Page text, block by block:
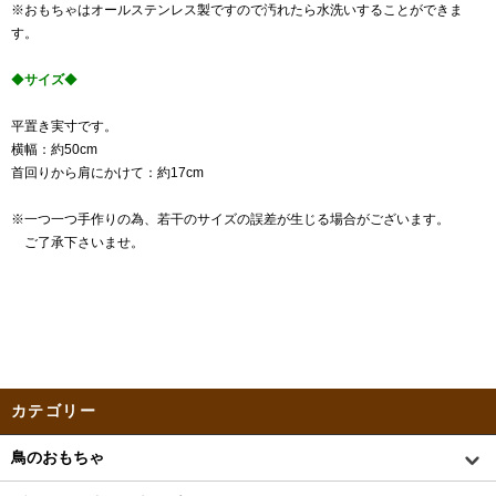
※おもちゃはオールステンレス製ですので汚れたら水洗いすることができま
す。
◆サイズ◆
平置き実寸です。
横幅：約50cm
首回りから肩にかけて：約17cm
※一つ一つ手作りの為、若干のサイズの誤差が生じる場合がございます。
ご了承下さいませ。
カテゴリー
鳥のおもちゃ